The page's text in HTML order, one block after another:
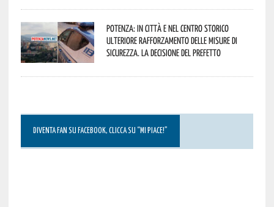
Potenza: in città e nel centro storico
ulteriore rafforzamento delle misure di
sicurezza. La decisione del Prefetto
DIVENTA FAN SU FACEBOOK, CLICCA SU “MI PIACE!”